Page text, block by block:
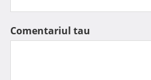
Comentariul tau